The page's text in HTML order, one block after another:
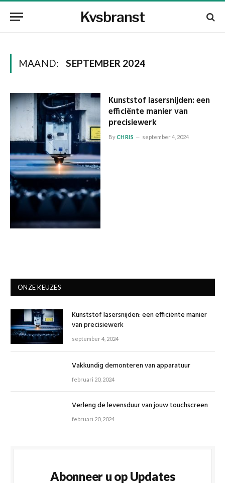
Kvsbranst
MAAND: SEPTEMBER 2024
Kunststof lasersnijden: een
efficiënte manier van
precisiewerk
ByCHRIS september 4, 2024
ONZE KEUZES
Kunststof lasersnijden: een efficiënte manier
van precisiewerk
september 4, 2024
Vakkundig demonteren van apparatuur
februari 20, 2024
Verleng de levensduur van jouw touchscreen
februari 20, 2024
Abonneer u op Updates